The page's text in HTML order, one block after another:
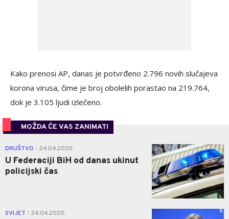
Kako prenosi AP, danas je potvrđeno 2.796 novih slučajeva
korona virusa, čime je broj obolelih porastao na 219.764,
dok je 3.105 ljudi izlečeno.
MOŽDA ĆE VAS ZANIMATI
DRUŠTVO 24.04.2020.
U Federaciji BiH od danas ukinut
policijski čas
2
SVIJET 24.04.2020. 0